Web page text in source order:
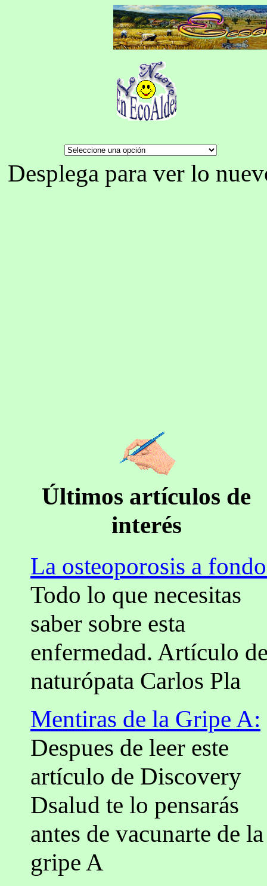
Desplega para ver lo
Últimos artículos de
interés
La osteoporosis a
Todo lo que necesitas
saber sobre esta
enfermedad. Artículo
naturópata Carlos Pla
Mentiras de la Gripe A:
Despues de leer este
artículo de Discovery
Dsalud te lo pensarás
antes de vacunarte de la
gripe A